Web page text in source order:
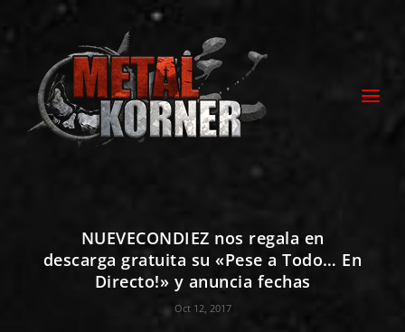
NUEVECONDIEZ nos regala en
descarga gratuita su «Pese a Todo… En
Directo!» y anuncia fechas
Oct 12, 2017